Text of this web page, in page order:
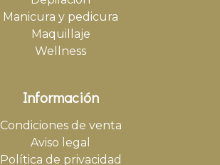
Manicura y pedicura
Maquillaje
Wellness
Información
Condiciones de venta
Aviso legal
Política de privacidad